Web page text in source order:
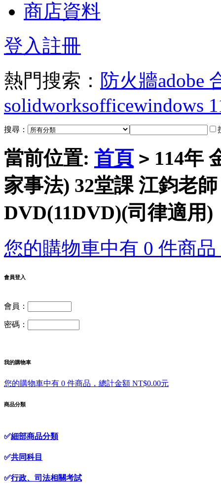
商店資料
登入註冊
熱門搜索： 防火牆adobe
solidworksofficewindows
搜尋：
當前位置: 首頁 > 114年
家事法) 32堂課 江鈞老
DVD(11DVD)(司律適用)
您的購物車中有 0 件商
會員登入
會員：
密碼：
我的購物車
您的購物車中有 0 件商品，總計金額 NT$0.00元
商品分類
✅細部商品分類
✅共同科目
✅行政、司法相關考試